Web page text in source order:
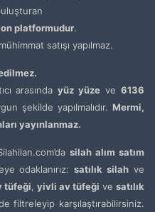
platformudur.
satışı yapılmaz.
arasındayüz yüze ve6136
şekilde yapılmalıdır. Mermi,
yayınlanmaz.
silah alım satım
odaklanırız:satılık silah ve
tüfeği, yivli av tüfeği vesatılık
filtreleyip karşılaştırabilirsiniz.